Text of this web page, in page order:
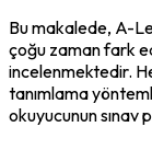
Bu makalede, A-
çoğu zaman fark
incelenmektedir.
tanımlama
okuyucunun sınav